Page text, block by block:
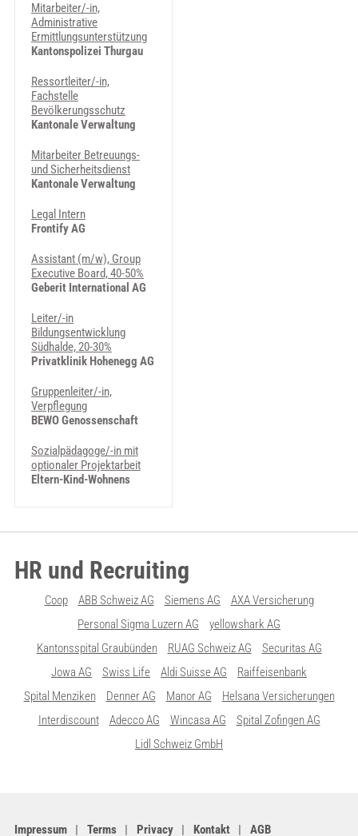
Mitarbeiter/-in,
Administrative
Ermittlungsunterstützung
Kantonspolizei Thurgau
Ressortleiter/-in,
Fachstelle
Bevölkerungsschutz
Kantonale Verwaltung
Mitarbeiter Betreuungs-
und Sicherheitsdienst
Kantonale Verwaltung
Legal Intern
Frontify AG
Assistant (m/w), Group
Executive Board, 40-50%
Geberit International AG
Leiter/-in
Bildungsentwicklung
Südhalde, 20-30%
Privatklinik Hohenegg AG
Gruppenleiter/-in,
Verpflegung
BEWO Genossenschaft
Sozialpädagoge/-in mit
optionaler Projektarbeit
Eltern-Kind-Wohnens
HR und Recruiting
Coop ABB Schweiz AG Siemens AG
AXA Versicherung
Personal Sigma Luzern AG
yellowshark AG
Kantonsspital Graubünden
RUAG Schweiz AG
Securitas AG
Jowa AG
Swiss Life Aldi Suisse AG
Raiffeisenbank
Spital Menziken
Denner AG Manor AG
Helsana Versicherungen
Interdiscount
Adecco AG Wincasa AG
Spital Zofingen AG
Lidl Schweiz GmbH
Impressum Terms Privacy Kontakt AGB